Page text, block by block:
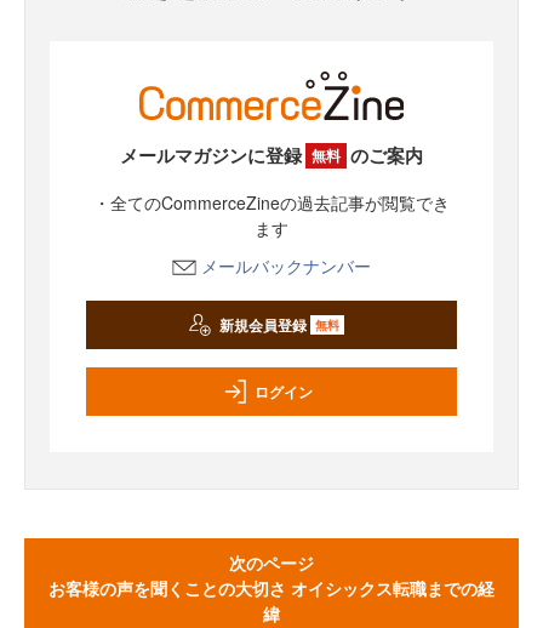
メールマガジンに登録 無料 のご案内
・全てのCommerceZineの過去記事が閲覧でき
ます
メールバックナンバー
新規会員登録 無料
ログイン
次のページ
お客様の声を聞くことの大切さ オイシックス転職までの経
緯